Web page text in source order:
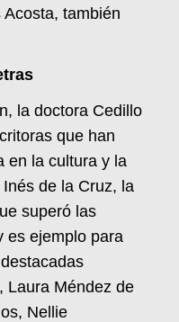
también
la doctora Cedillo
que han
en la cultura y la
de la Cruz, la
superó las
es ejemplo para
Laura Méndez de
Nellie